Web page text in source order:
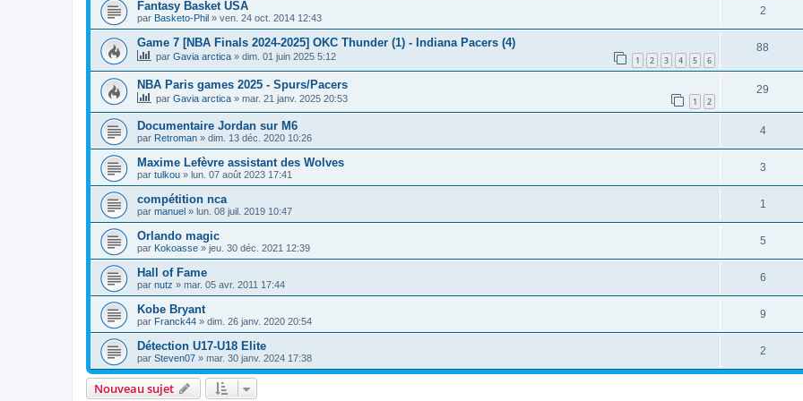
Fantasy Basket USA
par Basketo-Phil » ven. 24 oct. 2014 12:43
2
Game 7 [NBA Finals 2024-2025] OKC Thunder (1) - Indiana Pacers (4)
par Gavia arctica » dim. 01 juin 2025 5:12 1 2 3 4 5 6
88
NBA Paris games 2025 - Spurs/Pacers
par Gavia arctica » mar. 21 janv. 2025 20:53 1 2
29
Documentaire Jordan sur M6
par Retroman » dim. 13 déc. 2020 10:26
4
Maxime Lefèvre assistant des Wolves
par tulkou » lun. 07 août 2023 17:41
3
compétition nca
par manuel » lun. 08 juil. 2019 10:47
1
Orlando magic
par Kokoasse » jeu. 30 déc. 2021 12:39
5
Hall of Fame
par nutz » mar. 05 avr. 2011 17:44
6
Kobe Bryant
par Franck44 » dim. 26 janv. 2020 20:54
9
Détection U17-U18 Elite
par Steven07 » mar. 30 janv. 2024 17:38
2
Nouveau sujet